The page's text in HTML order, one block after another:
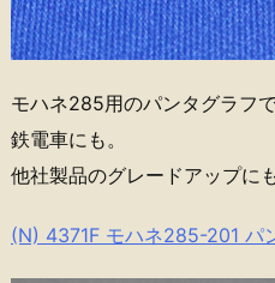
モハネ285用のパンタグラフ
鉄電車にも。
他社製品のグレードアップにも
(N) 4371F モハネ285-201 パ